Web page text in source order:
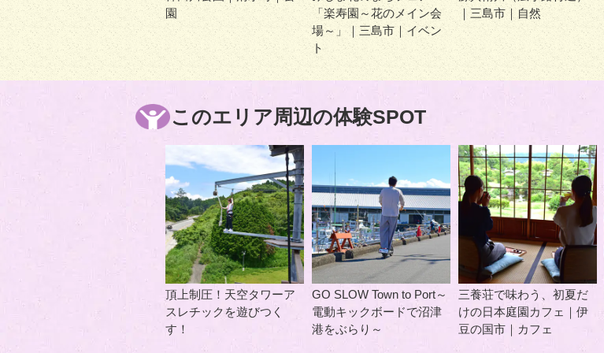
園
「楽寿園～花のメイン会
場～」｜三島市｜イベン
ト
｜三島市｜自然
このエリア周辺の体験SPOT
頂上制圧！天空タワーア
スレチックを遊びつく
す！
GO SLOW Town to Port～
電動キックボードで沼津
港をぶらり～
三養荘で味わう、初夏だ
けの日本庭園カフェ｜伊
豆の国市｜カフェ